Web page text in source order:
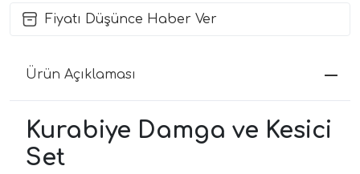
Fiyatı Düşünce Haber Ver
Ürün Açıklaması
Kurabiye Damga ve Kesici
Set